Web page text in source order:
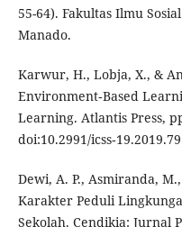
55-64). Fakultas Ilmu
Manado.
Karwur, H., Lobja, X., &
Environment‑Based
Learning. Atlantis Press,
doi:10.2991/icss‑19.2019.79
Dewi, A. P., Asmiranda,
Karakter Peduli
Sekolah. Cendikia: Jurnal